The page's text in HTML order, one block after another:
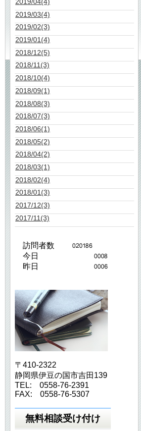
2019/03(4)
2019/02(3)
2019/01(4)
2018/12(5)
2018/11(3)
2018/10(4)
2018/09(1)
2018/08(3)
2018/07(3)
2018/06(1)
2018/05(2)
2018/04(2)
2018/03(1)
2018/02(4)
2018/01(3)
2017/12(3)
2017/11(3)
訪問者数
今日
昨日
〒410-2322
静岡県伊豆の国市吉田139
TEL: 0558-76-2391
FAX: 0558-76-5307
無料相談受け付け